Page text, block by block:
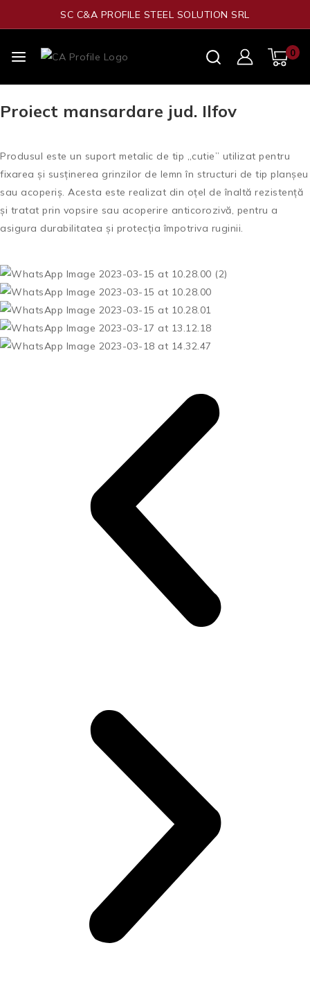
SC C&A PROFILE STEEL SOLUTION SRL
0
Proiect mansardare jud. Ilfov
Produsul este un suport metalic de tip „cutie” utilizat pentru
fixarea și susținerea grinzilor de lemn în structuri de tip planșeu
sau acoperiș. Acesta este realizat din oțel de înaltă rezistență
și tratat prin vopsire sau acoperire anticorozivă, pentru a
asigura durabilitatea și protecția împotriva ruginii.